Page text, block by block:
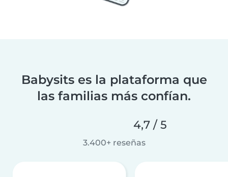
Babysits es la plataforma que
las familias más confían.
4,7 / 5
3.400+ reseñas